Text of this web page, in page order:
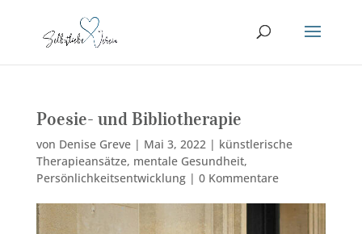
Poesie- und Bibliotherapie
von Denise Greve| Mai 3, 2022| künstlerische
Therapieansätze, mentale Gesundheit,
Persönlichkeitsentwicklung| 0 Kommentare